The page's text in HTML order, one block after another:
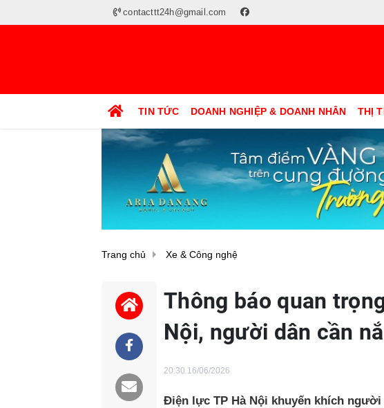
contacttt24h@gmail.com
TIN TỨC DOANH NGHIỆP & DOANH NHÂN THỊ
Trang chủ Xe & Công nghệ
Thông báo quan
Nội, người dân cần
20:30 16/06/2026
Điện lực TP Hà Nội khuyến khích